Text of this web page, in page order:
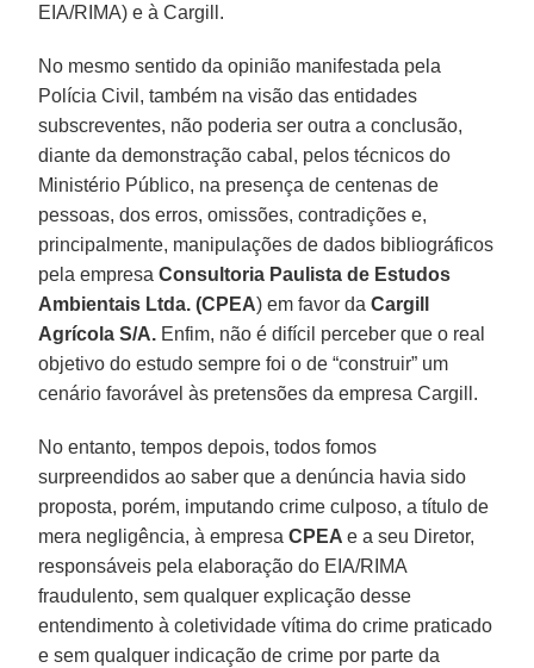
EIA/RIMA) e à Cargill.
No mesmo sentido da opinião manifestada pela
Polícia Civil, também na visão das entidades
subscreventes, não poderia ser outra a conclusão,
diante da demonstração cabal, pelos técnicos do
Ministério Público, na presença de centenas de
pessoas, dos erros, omissões, contradições e,
principalmente, manipulações de dados bibliográficos
pela empresa Consultoria Paulista de Estudos
Ambientais Ltda. (CPEA) em favor daCargill
Agrícola S/A. Enfim, não é difícil perceber que o real
objetivo do estudo sempre foi o de “construir” um
cenário favorável às pretensões da empresa Cargill.
No entanto, tempos depois, todos fomos
surpreendidos ao saber que a denúncia havia sido
proposta, porém, imputando crime culposo, a título de
mera negligência, à empresaCPEAe a seu Diretor,
responsáveis pela elaboração do EIA/RIMA
fraudulento, sem qualquer explicação desse
entendimento à coletividade vítima do crime praticado
e sem qualquer indicação de crime por parte da